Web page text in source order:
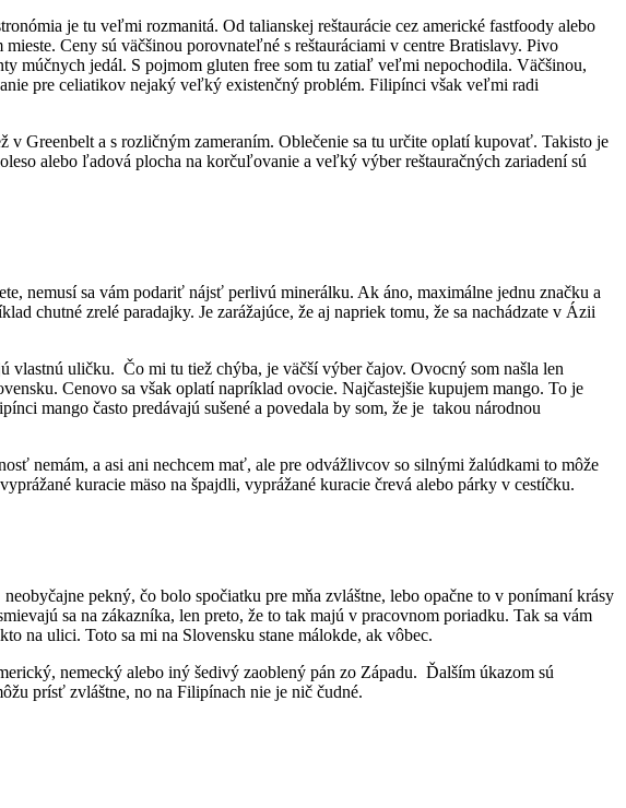
je tu veľmi rozmanitá. Od talianskej reštaurácie cez americké fastfoody alebo
Ceny sú väčšinou porovnateľné s reštauráciami v centre Bratislavy. Pivo
múčnych jedál. S pojmom gluten free som tu zatiaľ veľmi nepochodila. Väčšinou,
pre celiatikov nejaký veľký existenčný problém. Filipínci však veľmi radi
Greenbelt a s rozličným zameraním. Oblečenie sa tu určite oplatí kupovať. Takisto je
alebo ľadová plocha na korčuľovanie a veľký výber reštauračných zariadení sú
nemusí sa vám podariť nájsť perlivú minerálku. Ak áno, maximálne jednu značku a
chutné zrelé paradajky. Je zarážajúce, že aj napriek tomu, že sa nachádzate v Ázii
vlastnú uličku. Čo mi tu tiež chýba, je väčší výber čajov. Ovocný som našla len
Cenovo sa však oplatí napríklad ovocie. Najčastejšie kupujem mango. To je
mango často predávajú sušené a povedala by som, že je takou národnou
nemám, a asi ani nechcem mať, ale pre odvážlivcov so silnými žalúdkami to môže
kuracie mäso na špajdli, vyprážané kuracie črevá alebo párky v cestíčku.
pekný, čo bolo spočiatku pre mňa zvláštne, lebo opačne to v ponímaní krásy
sa na zákazníka, len preto, že to tak majú v pracovnom poriadku. Tak sa vám
na ulici. Toto sa mi na Slovensku stane málokde, ak vôbec.
nemecký alebo iný šedivý zaoblený pán zo Západu. Ďalším úkazom sú
prísť zvláštne, no na Filipínach nie je nič čudné.